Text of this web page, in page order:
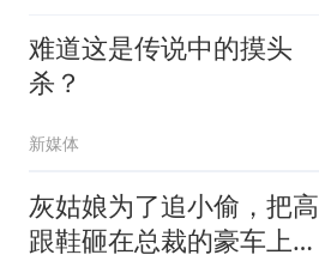
难道这是传说中的摸头
杀？
新媒体
灰姑娘为了追小偷，把高
跟鞋砸在总裁的豪车上，